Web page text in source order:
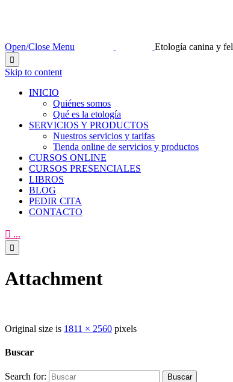
Open/Close Menu Etología canina y

Skip to content
INICIO
Quiénes somos
Qué es la etología
SERVICIOS Y PRODUCTOS
Nuestros servicios y tarifas
Tienda online de servicios y productos
CURSOS ONLINE
CURSOS PRESENCIALES
LIBROS
BLOG
PEDIR CITA
CONTACTO
 ...

Attachment
Original size is 1811 × 2560 pixels
Buscar
Search for: